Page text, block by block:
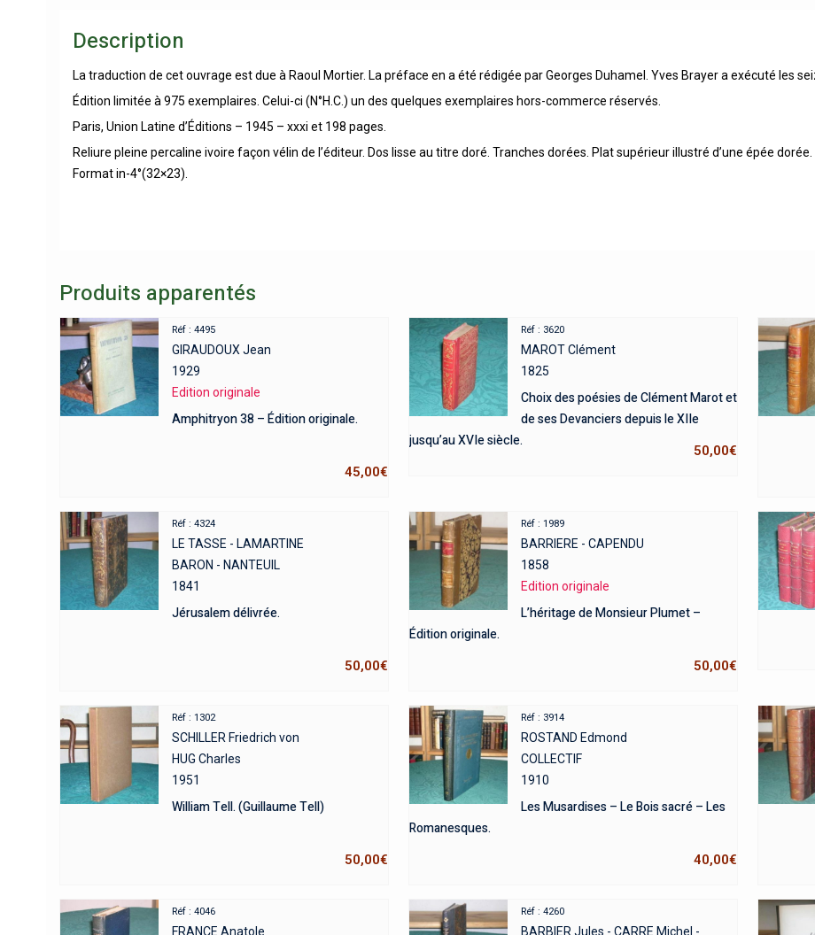
Description
La traduction de cet ouvrage est due à Raoul Mortier. La préface en a été rédigée par Georges Duhamel. Yves Brayer a exécuté les
Édition limitée à 975 exemplaires. Celui-ci (N°H.C.) un des quelques exemplaires hors-commerce réservés.
Paris, Union Latine d’Éditions – 1945 – xxxi et 198 pages.
Reliure pleine percaline ivoire façon vélin de l’éditeur. Dos lisse au titre doré. Tranches dorées. Plat supérieur illustré d’une épée
Format in-4°(32×23).
Produits apparentés
Réf : 4495
GIRAUDOUX Jean
1929
Edition originale
Amphitryon 38 – Édition originale.
45,00€
Réf : 3620
MAROT Clément
1825
Choix des poésies de Clément Marot et
de ses Devanciers depuis le XIIe
jusqu’au XVIe siècle.
50,00€
Réf : 4324
LE TASSE - LAMARTINE
BARON - NANTEUIL
1841
Jérusalem délivrée.
50,00€
Réf : 1989
BARRIERE - CAPENDU
1858
Edition originale
L’héritage de Monsieur Plumet –
Édition originale.
50,00€
Réf : 1302
SCHILLER Friedrich von
HUG Charles
1951
William Tell. (Guillaume Tell)
50,00€
Réf : 3914
ROSTAND Edmond
COLLECTIF
1910
Les Musardises – Le Bois sacré – Les
Romanesques.
40,00€
Réf : 4046
FRANCE Anatole
Réf : 4260
BARBIER Jules - CARRE Michel -